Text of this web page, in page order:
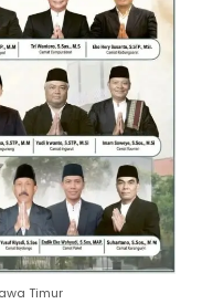
Timur